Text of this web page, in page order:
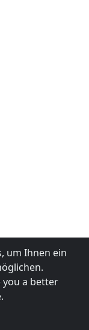
um Ihnen ein
you a better